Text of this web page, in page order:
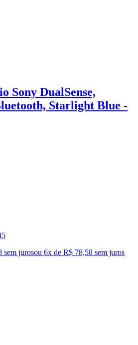
Sony DualSense,
Starlight Blue -
sem jurosou 6x de R$ 78,58 sem juros